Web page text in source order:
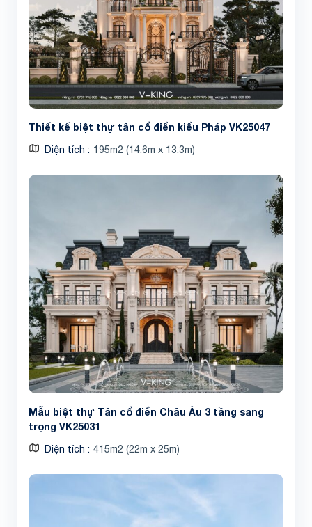
Thiết kế biệt thự tân cổ điển kiểu Pháp VK25047
Diện tích 195m2 (14.6m x 13.3m)
Mẫu biệt thự Tân cổ điển Châu Âu 3 tầng sang
trọng VK25031
Diện tích 415m2 (22m x 25m)